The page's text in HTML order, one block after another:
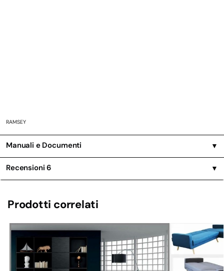
RAMSEY
Manuali e Documenti ▼
Recensioni6 ▼
Prodotti correlati